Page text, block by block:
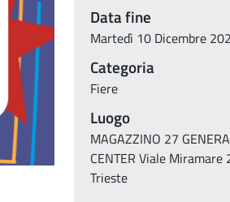
Data fine
Martedì 10 Dicembre
Categoria
Fiere
Luogo
MAGAZZINO 27
CENTER Viale
Trieste